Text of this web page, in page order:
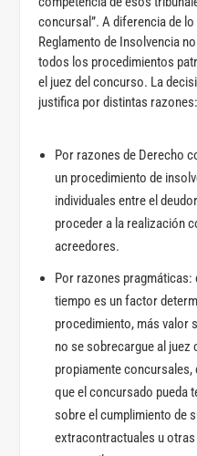
concursal”. A diferencia de lo
Reglamento de Insolvencia
todos los procedimientos
el juez del concurso. La
justifica por distintas razones:
Por razones de Derecho
un procedimiento de
individuales entre el
proceder a la realización
acreedores.
Por razones pragmáticas:
tiempo es un factor
procedimiento, más valor
no se sobrecargue al
propiamente
que el concursado pueda
sobre el cumplimiento de
extracontractuales u